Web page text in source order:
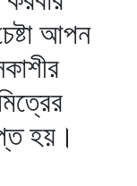
আপন
হয়।